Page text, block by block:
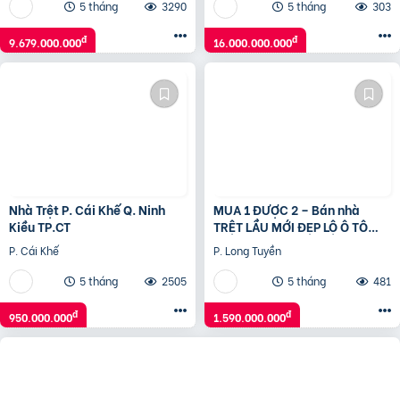
5 tháng 3290
9.679.000.000đ
5 tháng 303
16.000.000.000đ
Nhà Trệt P. Cái Khế Q. Ninh
Kiều TP.CT
P. Cái Khế
5 tháng
2505
950.000.000đ
MUA 1 ĐƯỢC 2 – Bán nhà
TRỆT LẦU MỚI ĐẸP LỘ Ô TÔ
CPXD
P. Long Tuyền
5 tháng
481
1.590.000.000đ